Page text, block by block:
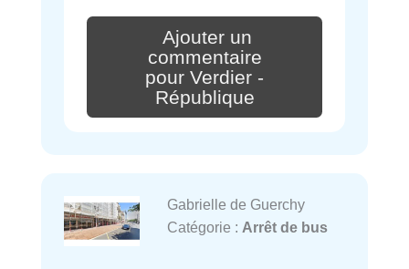
Ajouter un
commentaire
pour Verdier -
République
Gabrielle de Guerchy
Catégorie : Arrêt de bus